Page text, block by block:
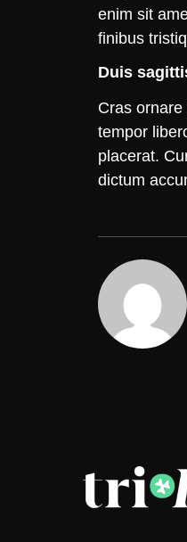
enim sit
finibus
Duis
Cras
tempor
placerat.
dictum